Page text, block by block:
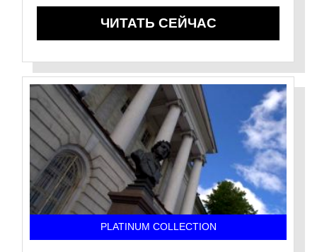
ЧИТАТЬ СЕЙЧАС
PLATINUM COLLECTION